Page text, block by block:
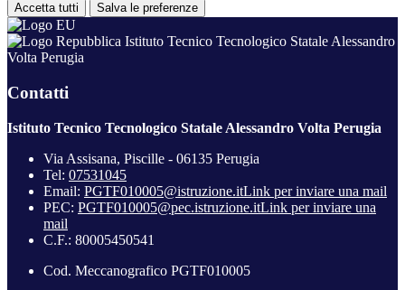
Accetta tutti Salva le preferenze
Istituto Tecnico Tecnologico Statale Alessandro
Volta Perugia
Contatti
Istituto Tecnico Tecnologico Statale Alessandro Volta Perugia
Via Assisana, Piscille - 06135 Perugia
Tel: 07531045
Email: PGTF010005@istruzione.itLink per inviare una mail
PEC: PGTF010005@pec.istruzione.itLink per inviare una
mail
C.F.: 80005450541
Cod. Meccanografico PGTF010005